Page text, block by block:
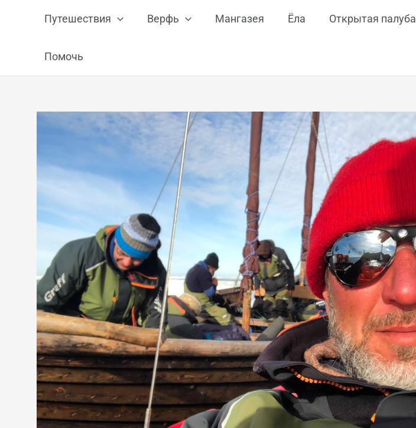
Путешествия Верфь Мангазея Ёла Открытая палуба
Помочь